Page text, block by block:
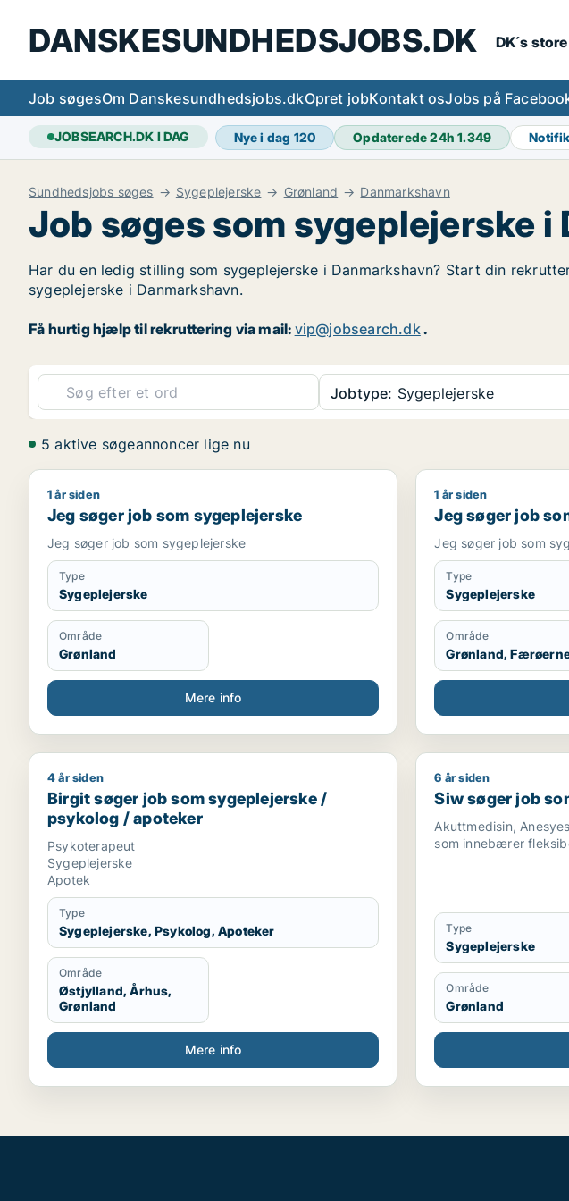
DANSKESUNDHEDSJOBS.DK DK´s
Job søgesOm Danskesundhedsjobs.dkOpret jobKontakt osJobs på
JOBSEARCH.DK I DAG Nye i dag 120 Opdaterede 24h1.349
Sundhedsjobs søges Sygeplejerske Grønland Danmarkshavn
Job søges som sygeplejerske i
Har du en ledig stilling som sygeplejerske i Danmarkshavn? Start din
sygeplejerske i Danmarkshavn.
Få hurtig hjælp til rekruttering via mail: vip@jobsearch.dk.
Jobtype: Sygeplejerske
5 aktive søgeannoncer lige nu
Jeg søger job som sygeplejerske
1 år siden
Jeg søger job som sygeplejerske
Jeg søger job som sygeplejerske
Type
Sygeplejerske
Område
Grønland
Mere info
Jeg søger job som
1 år siden
Jeg søger job
Jeg søger job som
Type
Sygeplejerske
Område
Grønland,
Birgit søger job som sygeplejerske / psykolog / apoteker
4 år siden
Birgit søger job som sygeplejerske /
psykolog / apoteker
Psykoterapeut
Sygeplejerske
Apotek
Type
Sygeplejerske, Psykolog, Apoteker
Område
Østjylland, Århus,
Grønland
Mere info
Siw søger job som
6 år siden
Siw søger job
Akuttmedisin,
som innebærer
Type
Sygeplejerske
Område
Grønland